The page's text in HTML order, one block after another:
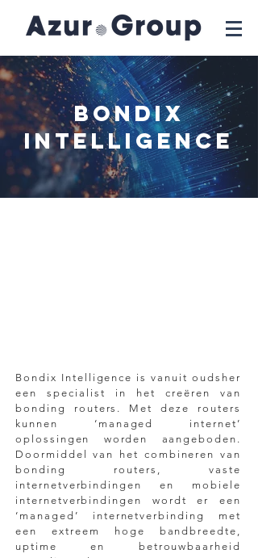
BONDIX
INTELLIGENCE
Bondix Intelligence is vanuit oudsher
een specialist in het creëren van
bonding routers. Met deze routers
kunnen ‘managed internet’
oplossingen worden aangeboden.
Doormiddel van het combineren van
bonding routers, vaste
internetverbindingen en mobiele
internetverbindingen wordt er een
‘managed’ internetverbinding met
een extreem hoge bandbreedte,
uptime en betrouwbaarheid